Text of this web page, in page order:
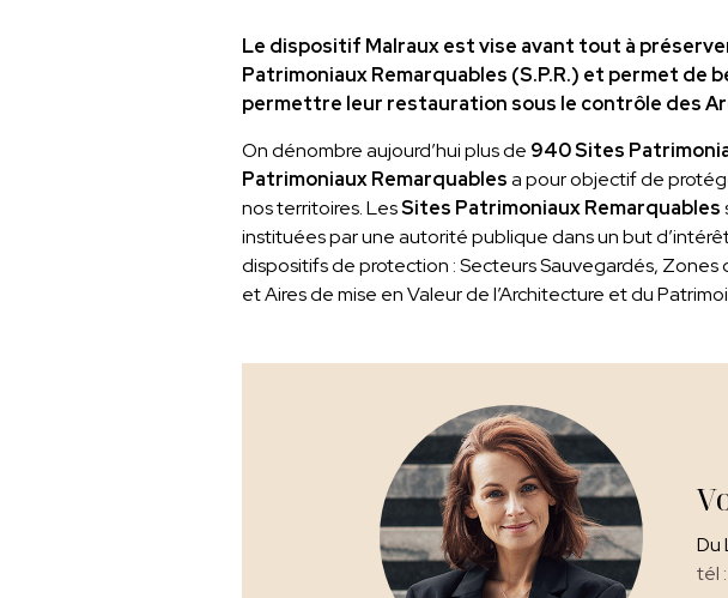
Le dispositif Malraux estvise avant tout à
Patrimoniaux Remarquables (S.P.R.) et permet
permettre leur restauration sous le contrôle des
On dénombre aujourd’hui plus de 940 Sites
Patrimoniaux Remarquablesa pour objectif de
nos territoires. LesSites Patrimoniaux Remarquables
instituées par une autorité publique dans un but
dispositifs de protection : Secteurs Sauvegardés, Zones
et Aires de mise en Valeur de l’Architecture et du
Du
tél